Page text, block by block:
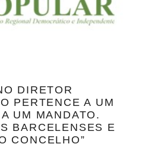
DIRETOR
PERTENCE A UM
UM MANDATO.
BARCELENSES E
CONCELHO”